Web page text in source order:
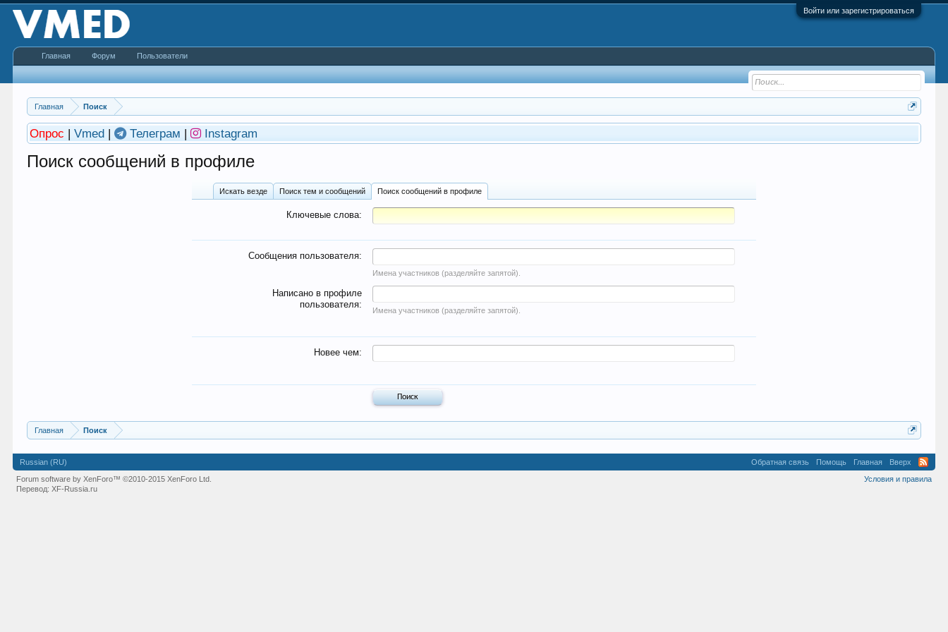
Войти или зарегистрироваться
Главная Поиск
Опрос |Vmed | Телеграм | Instagram
Поиск сообщений в профиле
Искать везде Поиск тем и сообщений Поиск сообщений в профиле
Ключевые слова:
Сообщения пользователя:
Имена участников (разделяйте запятой).
Написано в профиле
пользователя:
Имена участников (разделяйте запятой).
Новее чем:
Главная Поиск
Главная Форум Пользователи
Russian (RU) Обратная связь Помощь Главная
Вверх
Условия и правила
Forum software by XenForo™©2010-2015 XenForo Ltd.
Перевод:XF-Russia.ru